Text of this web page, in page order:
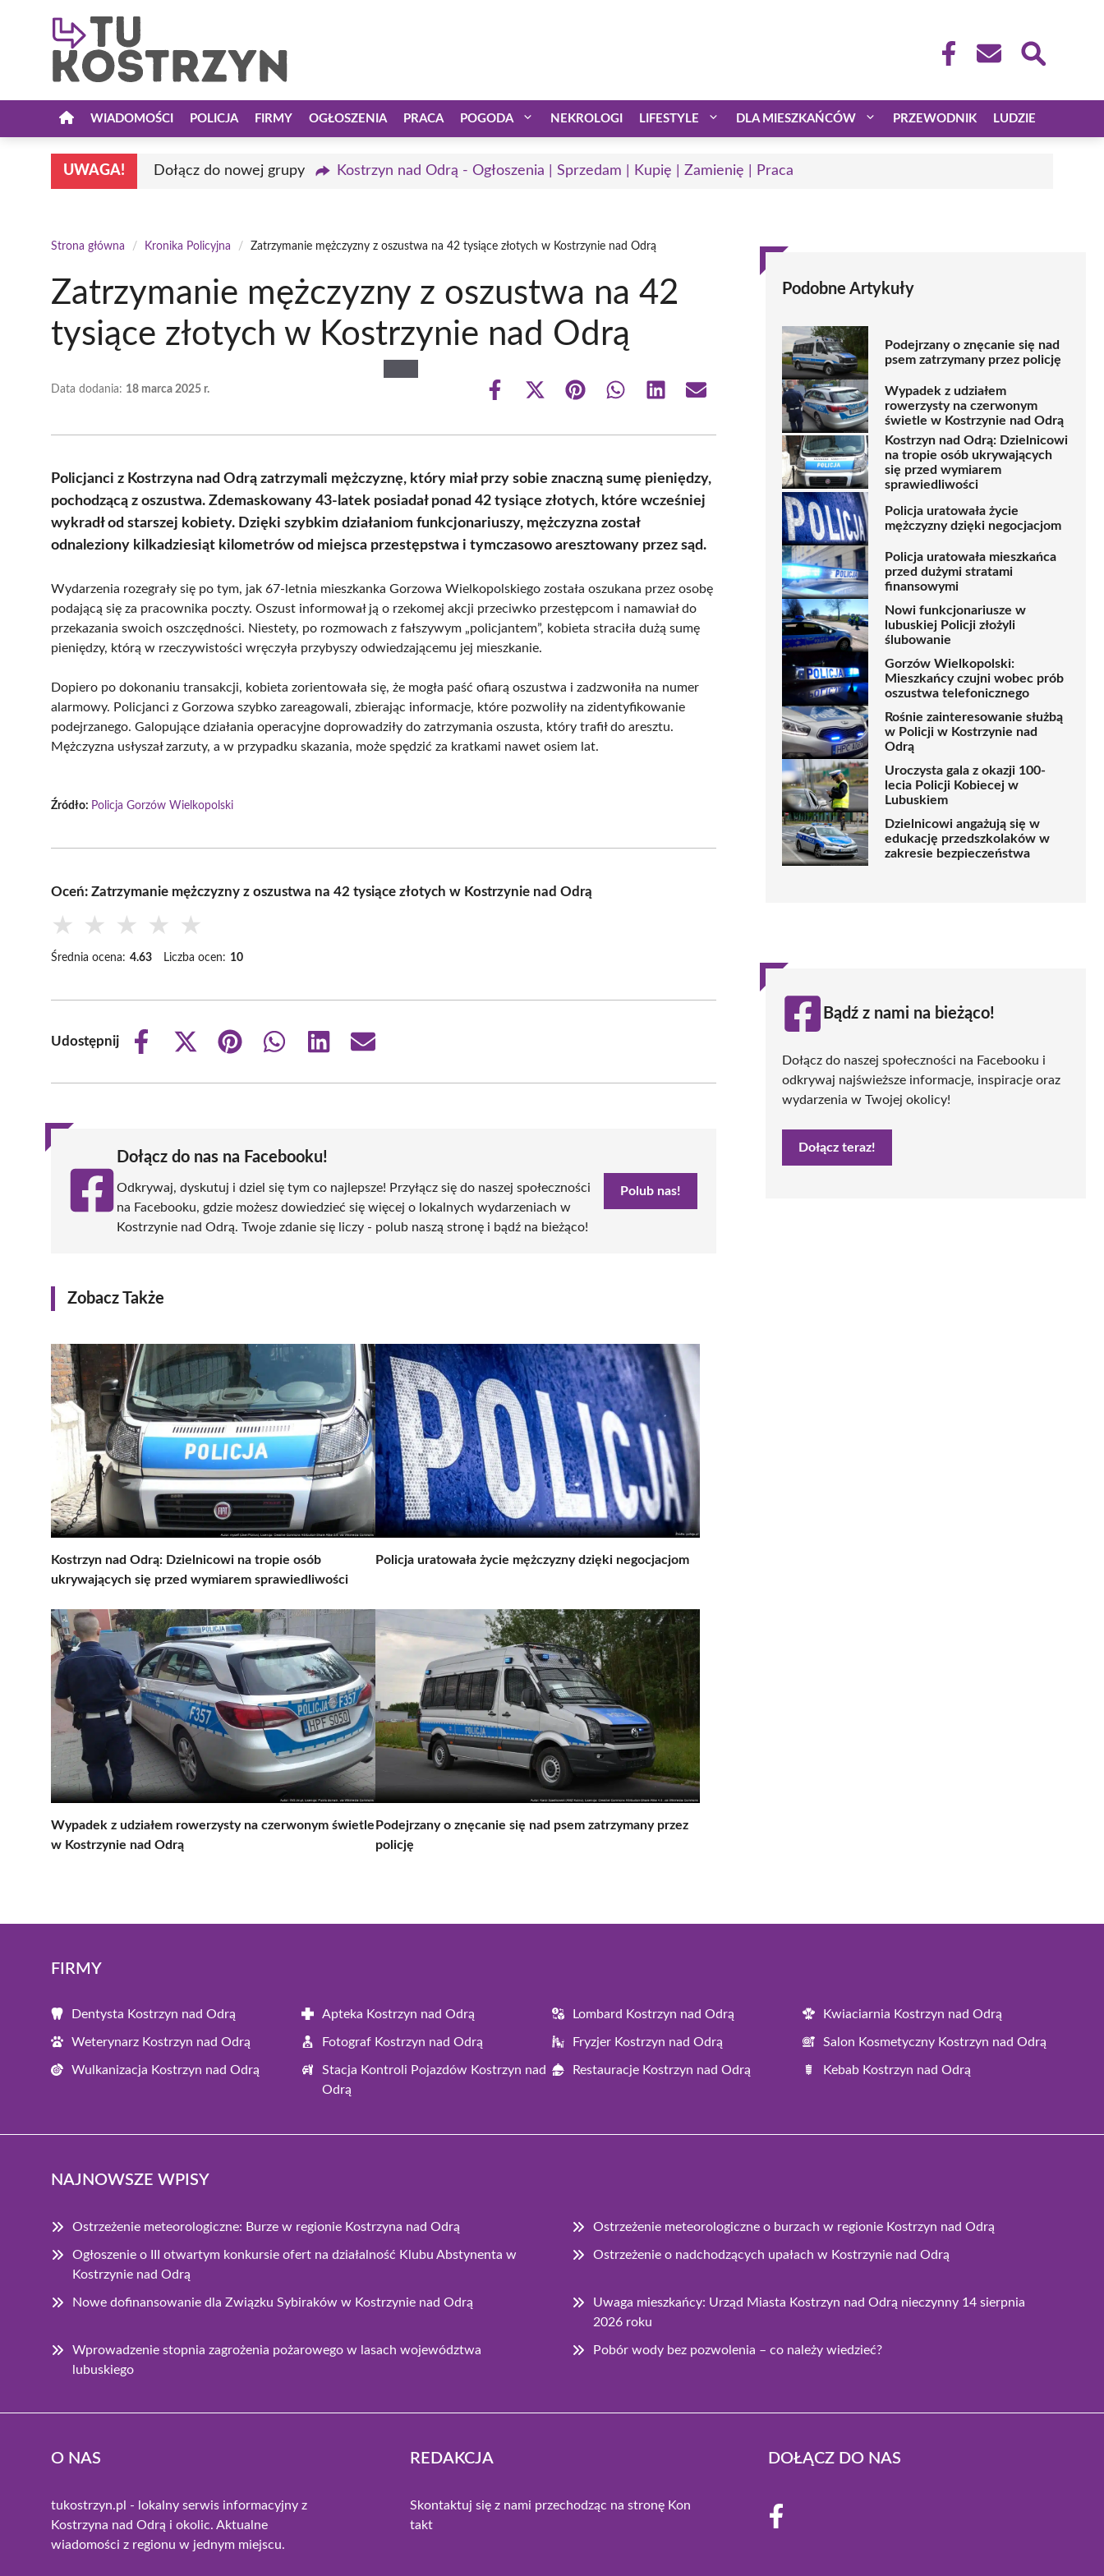
WIADOMOŚCI POLICJA FIRMY OGŁOSZENIA PRACA POGODA NEKROLOGI LIFESTYLE DLA MIESZKAŃCÓW PRZEWODNIK LUDZIE
UWAGA! Dołącz do nowej grupy Kostrzyn nad Odrą - Ogłoszenia | Sprzedam | Kupię | Zamienię | Praca
Strona główna / Kronika Policyjna / Zatrzymanie mężczyzny z oszustwa na 42 tysiące złotych w Kostrzynie nad Odrą
Zatrzymanie mężczyzny z oszustwa na 42
tysiące złotych w Kostrzynie nad Odrą
Data dodania: 18 marca 2025 r.
Share
Share
(Twitter)
Share Share Share Share
Policjanci z Kostrzyna nad Odrą zatrzymali mężczyznę, który miał przy sobie znaczną sumę pieniędzy,
pochodzącą z oszustwa. Zdemaskowany 43-latek posiadał ponad 42 tysiące złotych, które wcześniej
wykradł od starszej kobiety. Dzięki szybkim działaniom funkcjonariuszy, mężczyzna został
odnaleziony kilkadziesiąt kilometrów od miejsca przestępstwa i tymczasowo aresztowany przez sąd.
Wydarzenia rozegrały się po tym, jak 67-letnia mieszkanka Gorzowa Wielkopolskiego została oszukana przez osobę
podającą się za pracownika poczty. Oszust informował ją o rzekomej akcji przeciwko przestępcom i namawiał do
przekazania swoich oszczędności. Niestety, po rozmowach z fałszywym „policjantem”, kobieta straciła dużą sumę
pieniędzy, którą w rzeczywistości wręczyła przybyszy odwiedzającemu jej mieszkanie.
Dopiero po dokonaniu transakcji, kobieta zorientowała się, że mogła paść ofiarą oszustwa i zadzwoniła na numer
alarmowy. Policjanci z Gorzowa szybko zareagowali, zbierając informacje, które pozwoliły na zidentyfikowanie
podejrzanego. Galopujące działania operacyjne doprowadziły do zatrzymania oszusta, który trafił do aresztu.
Mężczyzna usłyszał zarzuty, a w przypadku skazania, może spędzić za kratkami nawet osiem lat.
Źródło: Policja Gorzów Wielkopolski
Oceń: Zatrzymanie mężczyzny z oszustwa na 42 tysiące złotych w Kostrzynie nad Odrą
★ ★ ★ ★ ★
Średnia ocena: 4.63 Liczba ocen: 10
Udostępnij
Share
Share
(Twitter)
Share
Share
Share
Share
Dołącz do nas na Facebooku!
Odkrywaj, dyskutuj i dziel się tym co najlepsze! Przyłącz się do naszej społeczności
na Facebooku, gdzie możesz dowiedzieć się więcej o lokalnych wydarzeniach w
Kostrzynie nad Odrą. Twoje zdanie się liczy - polub naszą stronę i bądź na bieżąco!
Polub nas!
Zobacz Także
Kostrzyn nad Odrą: Dzielnicowi na tropie osób
ukrywających się przed wymiarem sprawiedliwości
Policja uratowała życie mężczyzny dzięki negocjacjom
Wypadek z udziałem rowerzysty na czerwonym świetle
w Kostrzynie nad Odrą
Podejrzany o znęcanie się nad psem zatrzymany przez
policję
Podobne Artykuły
Podejrzany o znęcanie się nad
psem zatrzymany przez policję
Wypadek z udziałem
rowerzysty na czerwonym
świetle w Kostrzynie nad Odrą
Kostrzyn nad Odrą: Dzielnicowi
na tropie osób ukrywających
się przed wymiarem
sprawiedliwości
Policja uratowała życie
mężczyzny dzięki negocjacjom
Policja uratowała mieszkańca
przed dużymi stratami
finansowymi
Nowi funkcjonariusze w
lubuskiej Policji złożyli
ślubowanie
Gorzów Wielkopolski:
Mieszkańcy czujni wobec prób
oszustwa telefonicznego
Rośnie zainteresowanie służbą
w Policji w Kostrzynie nad
Odrą
Uroczysta gala z okazji 100-
lecia Policji Kobiecej w
Lubuskiem
Dzielnicowi angażują się w
edukację przedszkolaków w
zakresie bezpieczeństwa
Bądź z nami na bieżąco!
Dołącz do naszej społeczności na Facebooku i
odkrywaj najświeższe informacje, inspiracje oraz
wydarzenia w Twojej okolicy!
Dołącz teraz!
FIRMY
Dentysta Kostrzyn nad Odrą Apteka Kostrzyn nad Odrą Lombard Kostrzyn nad Odrą Kwiaciarnia Kostrzyn nad Odrą
Weterynarz Kostrzyn nad Odrą Fotograf Kostrzyn nad Odrą Fryzjer Kostrzyn nad Odrą Salon Kosmetyczny Kostrzyn nad Odrą
Wulkanizacja Kostrzyn nad Odrą
Stacja Kontroli Pojazdów Kostrzyn nad
Odrą
Restauracje Kostrzyn nad Odrą Kebab Kostrzyn nad Odrą
NAJNOWSZE WPISY
Ostrzeżenie meteorologiczne: Burze w regionie Kostrzyna nad Odrą Ostrzeżenie meteorologiczne o burzach w regionie Kostrzyn nad Odrą
Ogłoszenie o III otwartym konkursie ofert na działalność Klubu Abstynenta w
Kostrzynie nad Odrą
Ostrzeżenie o nadchodzących upałach w Kostrzynie nad Odrą
Nowe dofinansowanie dla Związku Sybiraków w Kostrzynie nad Odrą
Uwaga mieszkańcy: Urząd Miasta Kostrzyn nad Odrą nieczynny 14 sierpnia
2026 roku
Wprowadzenie stopnia zagrożenia pożarowego w lasach województwa
lubuskiego
Pobór wody bez pozwolenia – co należy wiedzieć?
O NAS
tukostrzyn.pl - lokalny serwis informacyjny z
Kostrzyna nad Odrą i okolic. Aktualne
wiadomości z regionu w jednym miejscu.
REDAKCJA
Skontaktuj się z nami przechodząc na stronę Kon
takt
DOŁĄCZ DO NAS